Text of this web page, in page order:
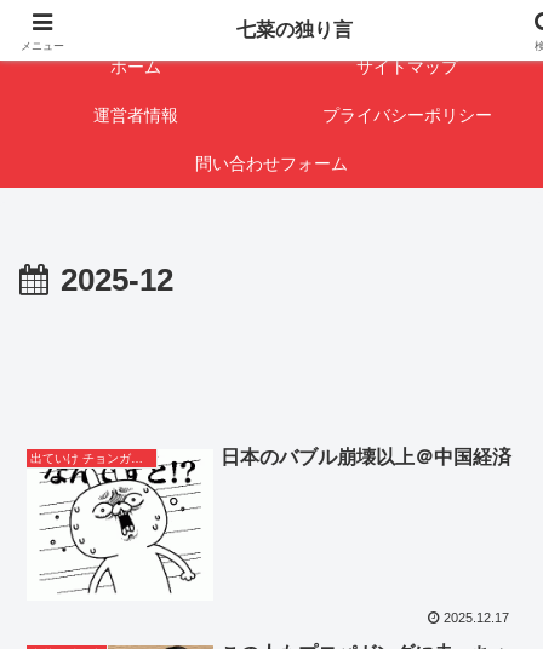
闇を暴けば･･･表になります
ホーム サイトマップ
運営者情報 プライバシーポリシー
問い合わせフォーム
2025-12
出ていけ チョンガー＆支那人 日本のバブル崩壊以上＠中国経済
2025.12.17
メニュー
七菜の独り言